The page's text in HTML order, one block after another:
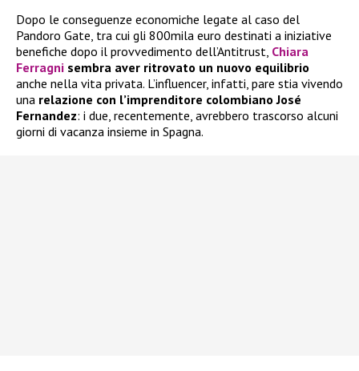
Dopo le conseguenze economiche legate al caso del
Pandoro Gate, tra cui gli 800mila euro destinati a iniziative
benefiche dopo il provvedimento dell’Antitrust, Chiara
Ferragni sembra aver ritrovato un nuovo equilibrio
anche nella vita privata. L’influencer, infatti, pare stia vivendo
una relazione con l’imprenditore colombiano José
Fernandez: i due, recentemente, avrebbero trascorso alcuni
giorni di vacanza insieme in Spagna.